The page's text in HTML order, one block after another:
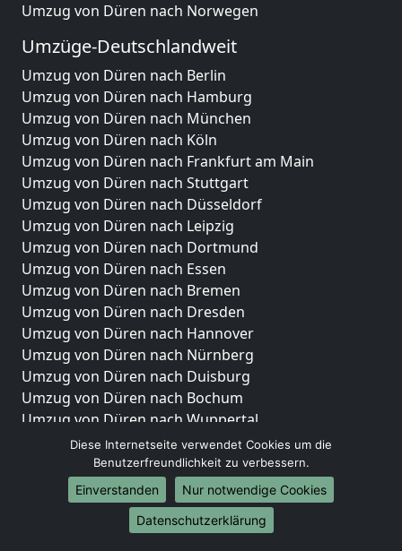
Umzug von Düren nach Norwegen
Umzüge-Deutschlandweit
Umzug von Düren nach Berlin
Umzug von Düren nach Hamburg
Umzug von Düren nach München
Umzug von Düren nach Köln
Umzug von Düren nach Frankfurt am Main
Umzug von Düren nach Stuttgart
Umzug von Düren nach Düsseldorf
Umzug von Düren nach Leipzig
Umzug von Düren nach Dortmund
Umzug von Düren nach Essen
Umzug von Düren nach Bremen
Umzug von Düren nach Dresden
Umzug von Düren nach Hannover
Umzug von Düren nach Nürnberg
Umzug von Düren nach Duisburg
Umzug von Düren nach Bochum
Umzug von Düren nach Wuppertal
Umzug von Düren nach Bielefeld
Umzug von Düren nach Bonn
Umzug von Düren nach Münster
Internationale-Umzüge
Diese Internetseite verwendet Cookies um die
Benutzerfreundlichkeit zu verbessern.
Einverstanden
Nur notwendige Cookies
Datenschutzerklärung